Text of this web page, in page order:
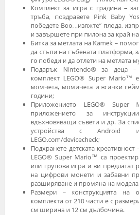
Комплект за игра с градина –
тръба, поздравете Pink Baby
победете Boo, „изяжте“ плода,
и завършете при пилона за край
Битка за метлата на Kamek –
да стъпи на гъбената платформа,
го победи и да отлети на метлата
Подарък Nintendo® за деца –
комплект LEGO® Super Mario™
момчета, момичета и всички
години;
Приложението LEGO® Super
приложението за
вдъхновяващи съвети и др. За
устройства с Android
LEGO.com/devicecheck;
Подхранете детската
LEGO® Super Mario™ са
или групова игра и ви предлагат
на цифрови монети и забавни
разширяване и промяна на
Размери – конструкцията на
комплекта от 210 части е с
см ширина и 12 см дълбочина.